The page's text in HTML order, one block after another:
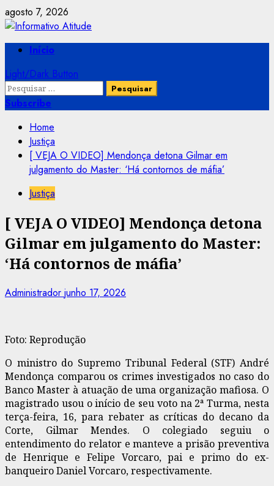
Skip
to
content
agosto 7, 2026
PrimaryInício
Light/Dark Button
Pesquisar
por:
Subscribe
Home
Justiça
[ VEJA O VIDEO] Mendonça detona Gilmar em
julgamento do Master: ‘Há contornos de máfia’
Justiça
[ VEJA O VIDEO] Mendonça detona
Gilmar em julgamento do Master:
‘Há contornos de máfia’
Administrador junho 17, 2026
Foto: Reprodução
O ministro do Supremo Tribunal Federal (STF) André
Mendonça comparou os crimes investigados no caso do
Banco Master à atuação de uma organização mafiosa. O
magistrado usou o início de seu voto na 2ª Turma, nesta
terça-feira, 16, para rebater as críticas do decano da
Corte, Gilmar Mendes. O colegiado seguiu o
entendimento do relator e manteve a prisão preventiva
de Henrique e Felipe Vorcaro, pai e primo do ex-
banqueiro Daniel Vorcaro, respectivamente.